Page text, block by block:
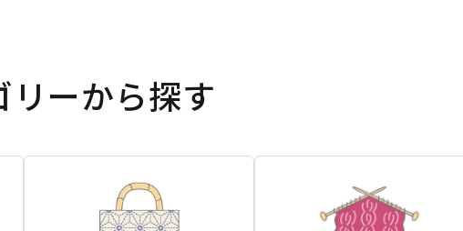
リーから探す